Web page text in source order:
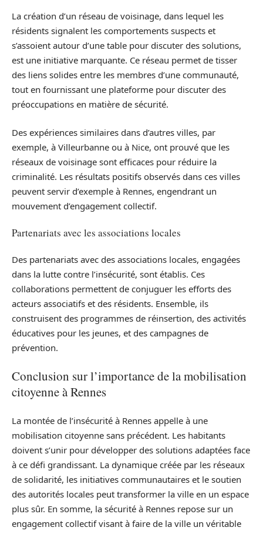
La création d’un réseau de voisinage, dans lequel les
résidents signalent les comportements suspects et
s’assoient autour d’une table pour discuter des solutions,
est une initiative marquante. Ce réseau permet de tisser
des liens solides entre les membres d’une communauté,
tout en fournissant une plateforme pour discuter des
préoccupations en matière de sécurité.
Des expériences similaires dans d’autres villes, par
exemple, à Villeurbanne ou à Nice, ont prouvé que les
réseaux de voisinage sont efficaces pour réduire la
criminalité. Les résultats positifs observés dans ces villes
peuvent servir d’exemple à Rennes, engendrant un
mouvement d’engagement collectif.
Partenariats avec les associations locales
Des partenariats avec des associations locales, engagées
dans la lutte contre l’insécurité, sont établis. Ces
collaborations permettent de conjuguer les efforts des
acteurs associatifs et des résidents. Ensemble, ils
construisent des programmes de réinsertion, des activités
éducatives pour les jeunes, et des campagnes de
prévention.
Conclusion sur l’importance de la mobilisation
citoyenne à Rennes
La montée de l’insécurité à Rennes appelle à une
mobilisation citoyenne sans précédent. Les habitants
doivent s’unir pour développer des solutions adaptées face
à ce défi grandissant. La dynamique créée par les réseaux
de solidarité, les initiatives communautaires et le soutien
des autorités locales peut transformer la ville en un espace
plus sûr. En somme, la sécurité à Rennes repose sur un
engagement collectif visant à faire de la ville un véritable